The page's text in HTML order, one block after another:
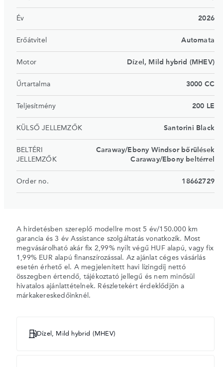
Év 2026
Erőátvitel Automata
Motor Dízel, Mild hybrid (MHEV)
Űrtartalma 3000 CC
Teljesítmény 200 LE
KÜLSŐ JELLEMZŐK Santorini Black
BELTÉRI
JELLEMZŐK
Caraway/Ebony Windsor bőrülések
Caraway/Ebony beltérrel
Order no. 18662729
A hirdetésben szereplő modellre most 5 év/150.000 km
garancia és 3 év Assistance szolgáltatás vonatkozik. Most
megvásárolható akár fix 2,99% nyílt végű HUF alapú, vagy fix
1,99% EUR alapú finanszírozással. Az ajánlat céges vásárlás
esetén érhető el. A megjelenített havi lízingdíj nettó
összegben értendő, tájékoztató jellegű és nem minősül
hivatalos ajánlattételnek. Részletekért érdeklődjön a
márkakereskedőinknél.
Dízel, Mild hybrid (MHEV)